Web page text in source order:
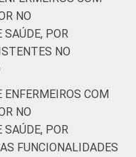
NO
SAÚDE, POR
NO
COM
NO
SAÚDE, POR
FUNCIONALIDADES